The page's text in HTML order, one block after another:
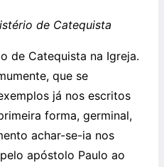
de Catequista
o de Catequista na Igreja.
que se
já nos escritos
forma, germinal,
achar-se-ia nos
apóstolo Paulo ao